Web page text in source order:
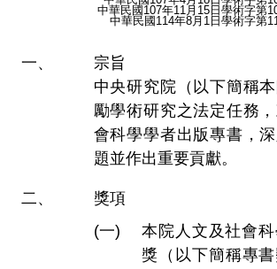
中華民國107年11月15日學術字第
中華民國114年8月1日學術字第
宗旨
中央研究院（以下簡稱
勵學術研究之法定任務
會科學學者出版專書，
題並作出重要貢獻。
獎項
本院人文及社會
獎（以下簡稱專